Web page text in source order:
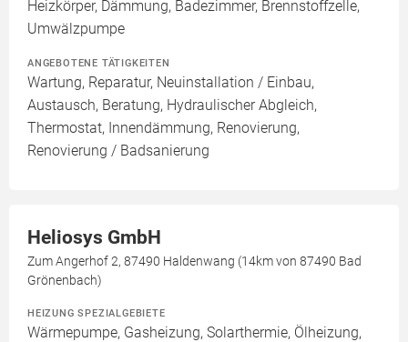
Heizkörper, Dämmung, Badezimmer, Brennstoffzelle,
Umwälzpumpe
ANGEBOTENE TÄTIGKEITEN
Wartung, Reparatur, Neuinstallation / Einbau,
Austausch, Beratung, Hydraulischer Abgleich,
Thermostat, Innendämmung, Renovierung,
Renovierung / Badsanierung
Heliosys GmbH
Zum Angerhof 2, 87490 Haldenwang (14km von 87490 Bad
Grönenbach)
HEIZUNG SPEZIALGEBIETE
Wärmepumpe, Gasheizung, Solarthermie, Ölheizung,